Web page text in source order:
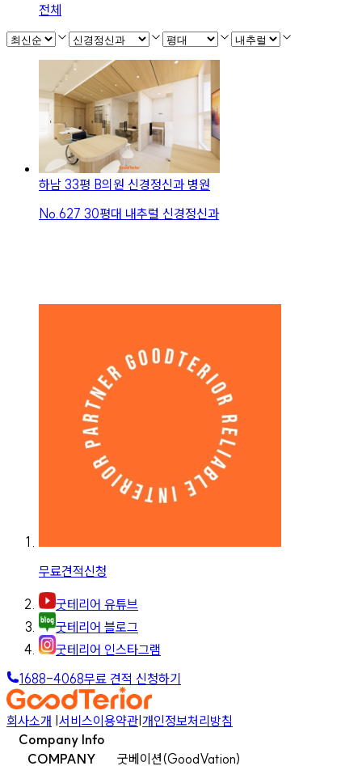
전체
하남 33평 B의원 신경정신과 병원
No. 627 30평대 내추럴 신경정신과
무료견적신청
굿테리어 유튜브
굿테리어 블로그
굿테리어 인스타그램
1688-4068무료 견적 신청하기
회사소개 |서비스이용약관|개인정보처리방침
Company Info
COMPANY
굿베이션(GoodVation)